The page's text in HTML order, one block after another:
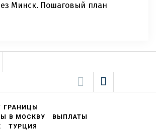
Минск. Пошаговый план
ГРАНИЦЫ
В МОСКВУ
ВЫПЛАТЫ
ТУРЦИЯ